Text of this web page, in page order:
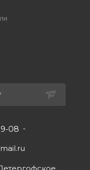
08